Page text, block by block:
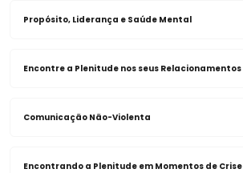
Propósito, Liderança e Saúde Mental
Encontre a Plenitude nos seus Relacionamentos
Comunicação Não-Violenta
Encontrando a Plenitude em Momentos de Crise